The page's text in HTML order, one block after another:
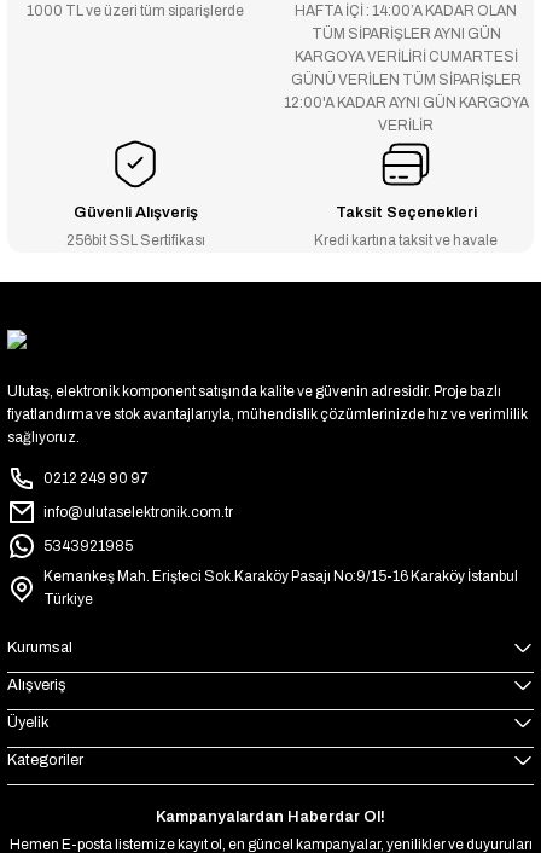
1000 TL ve üzeri tüm siparişlerde
HAFTA İÇİ : 14:00’A KADAR OLAN
TÜM SİPARİŞLER AYNI GÜN
KARGOYA VERİLİRİ CUMARTESİ
GÜNÜ VERİLEN TÜM SİPARİŞLER
12:00'A KADAR AYNI GÜN KARGOYA
VERİLİR
Güvenli Alışveriş
256bit SSL Sertifikası
Taksit Seçenekleri
Kredi kartına taksit ve havale
Ulutaş, elektronik komponent satışında kalite ve güvenin adresidir. Proje bazlı
fiyatlandırma ve stok avantajlarıyla, mühendislik çözümlerinizde hız ve verimlilik
sağlıyoruz.
0212 249 90 97
info@ulutaselektronik.com.tr
5343921985
Kemankeş Mah. Erişteci Sok.Karaköy Pasajı No:9/15-16 Karaköy İstanbul
Türkiye
Kurumsal
Alışveriş
Üyelik
Kategoriler
Kampanyalardan Haberdar Ol!
Hemen E-posta listemize kayıt ol, en güncel kampanyalar, yenilikler ve duyuruları